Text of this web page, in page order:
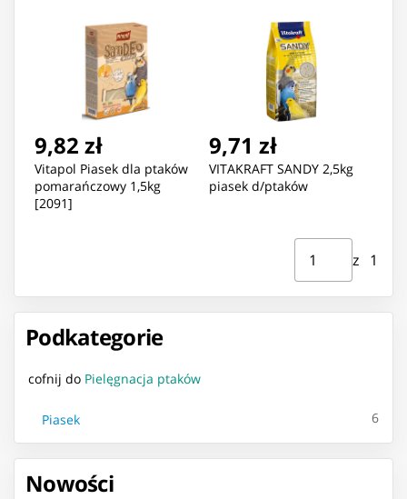
Podkategorie
cofnij do Pielęgnacja ptaków
Piasek 6
Nowości
9,82 zł
Vitapol Piasek dla ptaków
pomarańczowy 1,5kg
[2091]
9,71 zł
VITAKRAFT SANDY 2,5kg
piasek d/ptaków
Strona ⁨1⁩ z ⁨1⁩
z ⁨1⁩
Przejdź do strony